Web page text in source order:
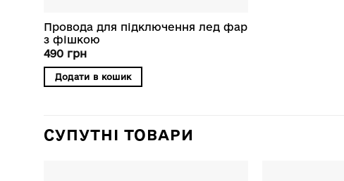
Провода для підключення лед фар
з фішкою
490 грн
Додати в кошик
СУПУТНІ ТОВАРИ